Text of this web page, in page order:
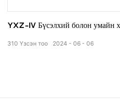
YXZ-IV Бүсэлхий болон умайн
2024 06 06
310 Үзсэн тоо